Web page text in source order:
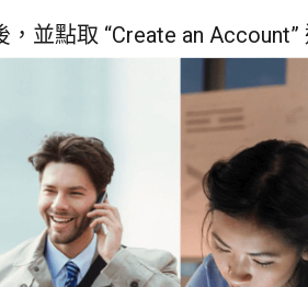
，並點取 “Create an Account”